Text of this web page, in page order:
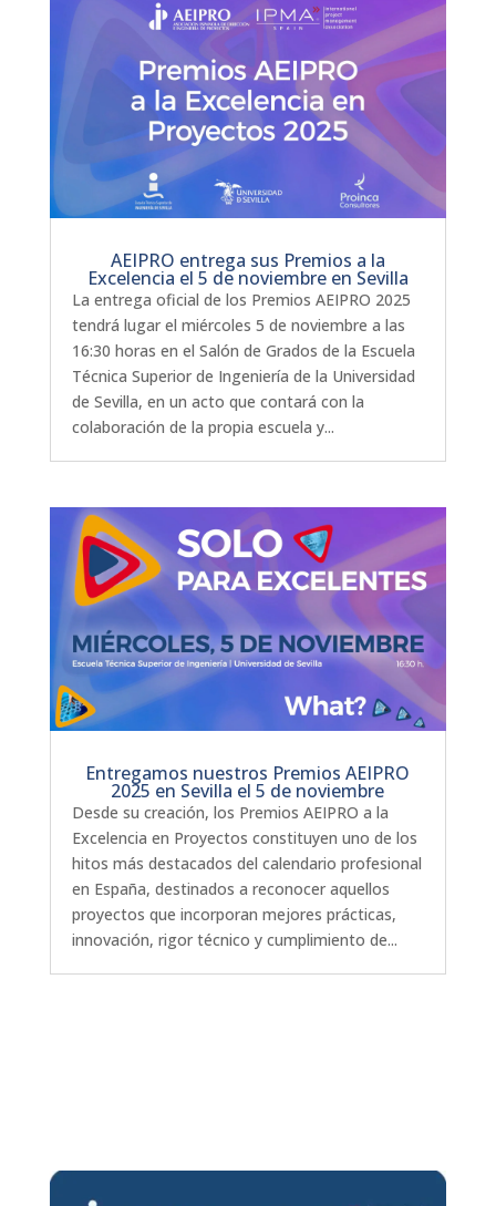
AEIPRO entrega sus Premios a la
Excelencia el 5 de noviembre en Sevilla
La entrega oficial de los Premios AEIPRO 2025
tendrá lugar el miércoles 5 de noviembre a las
16:30 horas en el Salón de Grados de la Escuela
Técnica Superior de Ingeniería de la Universidad
de Sevilla, en un acto que contará con la
colaboración de la propia escuela y...
Entregamos nuestros Premios AEIPRO
2025 en Sevilla el 5 de noviembre
Desde su creación, los Premios AEIPRO a la
Excelencia en Proyectos constituyen uno de los
hitos más destacados del calendario profesional
en España, destinados a reconocer aquellos
proyectos que incorporan mejores prácticas,
innovación, rigor técnico y cumplimiento de...